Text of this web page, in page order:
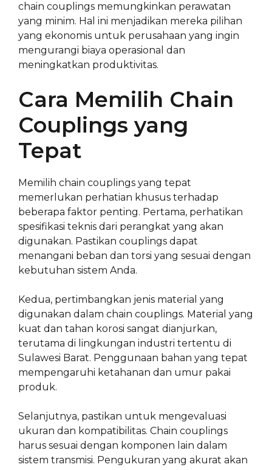
chain couplings memungkinkan perawatan
yang minim. Hal ini menjadikan mereka pilihan
yang ekonomis untuk perusahaan yang ingin
mengurangi biaya operasional dan
meningkatkan produktivitas.
Cara Memilih Chain
Couplings yang
Tepat
Memilih chain couplings yang tepat
memerlukan perhatian khusus terhadap
beberapa faktor penting. Pertama, perhatikan
spesifikasi teknis dari perangkat yang akan
digunakan. Pastikan couplings dapat
menangani beban dan torsi yang sesuai dengan
kebutuhan sistem Anda.
Kedua, pertimbangkan jenis material yang
digunakan dalam chain couplings. Material yang
kuat dan tahan korosi sangat dianjurkan,
terutama di lingkungan industri tertentu di
Sulawesi Barat. Penggunaan bahan yang tepat
mempengaruhi ketahanan dan umur pakai
produk.
Selanjutnya, pastikan untuk mengevaluasi
ukuran dan kompatibilitas. Chain couplings
harus sesuai dengan komponen lain dalam
sistem transmisi. Pengukuran yang akurat akan